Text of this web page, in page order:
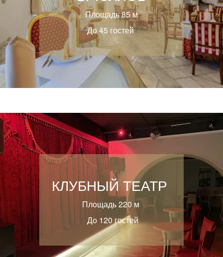
Площадь 85 м
До 45 гостей
КЛУБНЫЙ ТЕАТР
Площадь 220 м
До 120 гостей